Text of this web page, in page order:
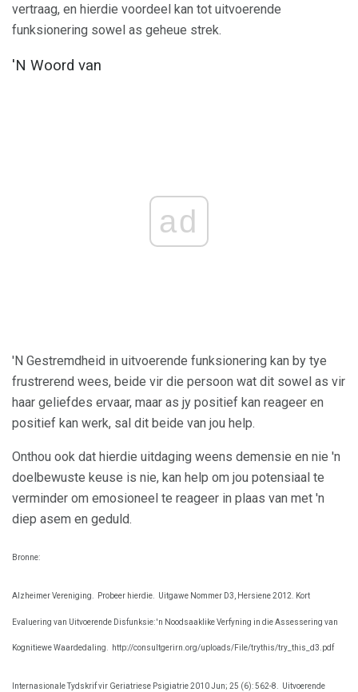
vertraag, en hierdie voordeel kan tot uitvoerende
funksionering sowel as geheue strek.
'N Woord van
ad
'N Gestremdheid in uitvoerende funksionering kan by tye
frustrerend wees, beide vir die persoon wat dit sowel as vir
haar geliefdes ervaar, maar as jy positief kan reageer en
positief kan werk, sal dit beide van jou help.
Onthou ook dat hierdie uitdaging weens demensie en nie 'n
doelbewuste keuse is nie, kan help om jou potensiaal te
verminder om emosioneel te reageer in plaas van met 'n
diep asem en geduld.
Bronne:
Alzheimer Vereniging. Probeer hierdie. Uitgawe Nommer D3, Hersiene 2012. Kort
Evaluering van Uitvoerende Disfunksie: 'n Noodsaaklike Verfyning in die Assessering van
Kognitiewe Waardedaling. http://consultgerirn.org/uploads/File/trythis/try_this_d3.pdf
Internasionale Tydskrif vir Geriatriese Psigiatrie 2010 Jun; 25 (6): 562-8. Uitvoerende